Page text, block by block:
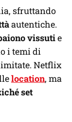
sfruttando
autentiche.
vissutie
i temi di
Netflix
location, ma
set